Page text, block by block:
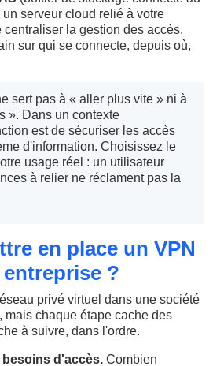
serveur cloud relié à votre
centraliser la gestion des accès.
sur qui se connecte, depuis où,
sert pas à « aller plus vite » ni à
». Dans un contexte
est de sécuriser les accès
d'information. Choisissez le
usage réel : un utilisateur
à relier ne réclament pas la
en place un VPN
?
privé virtuel dans une société
chaque étape cache des
à suivre, dans l'ordre.
d'accès. Combien